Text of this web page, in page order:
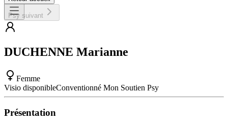
Psy suivant
DUCHENNE Marianne
Femme
Visio disponibleConventionné Mon Soutien Psy
Présentation